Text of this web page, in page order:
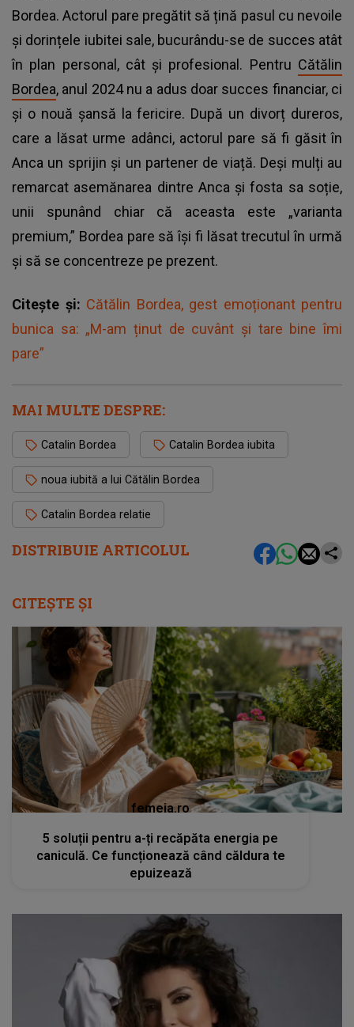
DISTRIBUIE ARTICOLUL
Bordea. Actorul pare pregătit să țină pasul cu nevoile
și dorințele iubitei sale, bucurându-se de succes atât
în plan personal, cât și profesional. Pentru Cătălin
Bordea, anul 2024 nu a adus doar succes financiar, ci
și o nouă șansă la fericire. După un divorț dureros,
care a lăsat urme adânci, actorul pare să fi găsit în
Anca un sprijin și un partener de viață. Deși mulți au
remarcat asemănarea dintre Anca și fosta sa soție,
unii spunând chiar că aceasta este „varianta
premium,” Bordea pare să își fi lăsat trecutul în urmă
și să se concentreze pe prezent.
Citește și: Cătălin Bordea, gest emoționant pentru
bunica sa: „M-am ținut de cuvânt și tare bine îmi
pare”
MAI MULTE DESPRE:
Catalin Bordea Catalin Bordea iubita
noua iubită a lui Cătălin Bordea
Catalin Bordea relatie
CITEȘTE ȘI
femeia.ro
5 soluții pentru a-ți recăpăta energia pe
caniculă. Ce funcționează când căldura te
epuizează